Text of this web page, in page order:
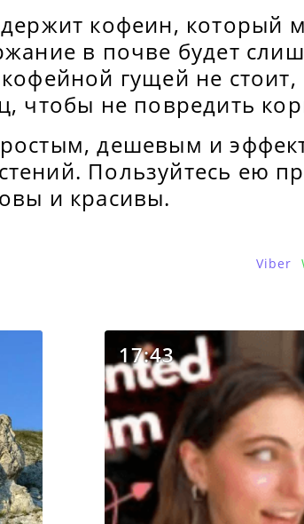
кофеин, который
в почве будет
гущей не стоит,
чтобы не повредить
дешевым и
Пользуйтесь ею
и красивы.
Viber
17:43